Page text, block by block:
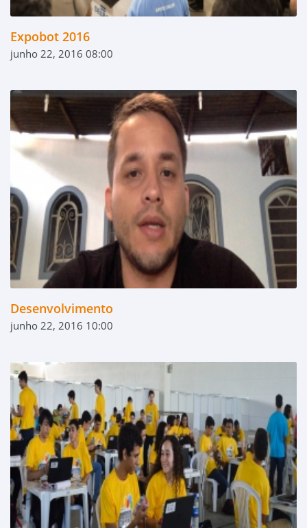
Expobot 2016
junho 22, 2016 08:00
Desenvolvimento
junho 22, 2016 10:00